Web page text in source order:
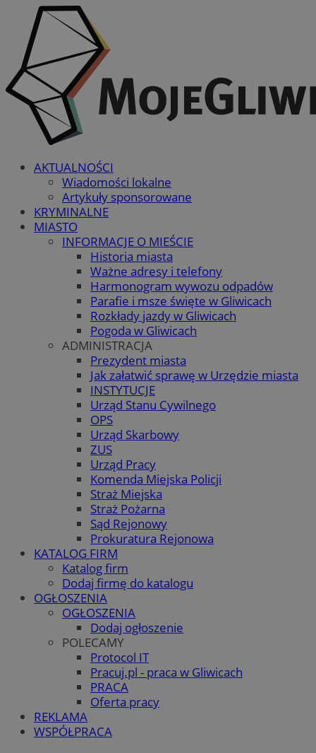
AKTUALNOŚCI
Wiadomości lokalne
Artykuły sponsorowane
KRYMINALNE
MIASTO
INFORMACJE O MIEŚCIE
Historia miasta
Ważne adresy i telefony
Harmonogram wywozu odpadów
Parafie i msze święte w Gliwicach
Rozkłady jazdy w Gliwicach
Pogoda w Gliwicach
ADMINISTRACJA
Prezydent miasta
Jak załatwić sprawę w Urzędzie miasta
INSTYTUCJE
Urząd Stanu Cywilnego
OPS
Urząd Skarbowy
ZUS
Urząd Pracy
Komenda Miejska Policji
Straż Miejska
Straż Pożarna
Sąd Rejonowy
Prokuratura Rejonowa
KATALOG FIRM
Katalog firm
Dodaj firmę do katalogu
OGŁOSZENIA
OGŁOSZENIA
Dodaj ogłoszenie
POLECAMY
Protocol IT
Pracuj.pl - praca w Gliwicach
PRACA
Oferta pracy
REKLAMA
WSPÓŁPRACA